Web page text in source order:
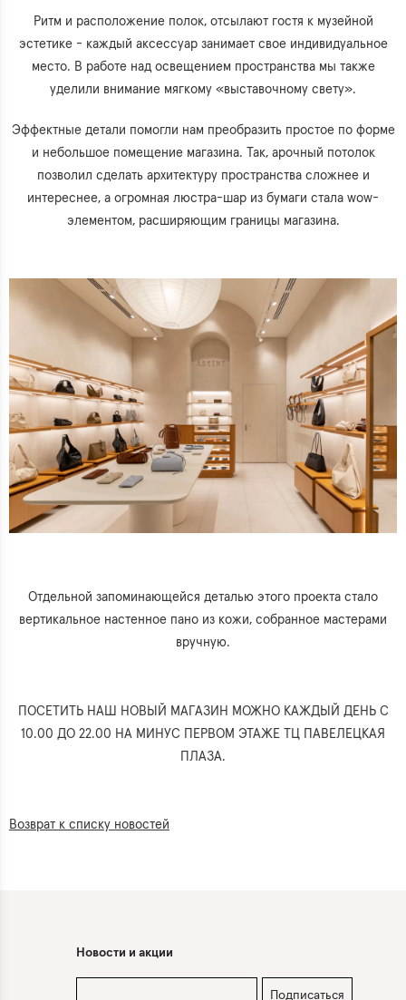
Ритм и расположение полок, отсылают гостя к музейной
эстетике - каждый аксессуар занимает свое индивидуальное
место. В работе над освещением пространства мы также
уделили внимание мягкому «выставочному свету».
Эффектные детали помогли нам преобразить простое по форме
и небольшое помещение магазина. Так, арочный потолок
позволил сделать архитектуру пространства сложнее и
интереснее, а огромная люстра-шар из бумаги стала wow-
элементом, расширяющим границы магазина.
Отдельной запоминающейся деталью этого проекта стало
вертикальное настенное пано из кожи, собранное мастерами
вручную.
ПОСЕТИТЬ НАШ НОВЫЙ МАГАЗИН МОЖНО КАЖДЫЙ ДЕНЬ С
10.00 ДО 22.00 НА МИНУС ПЕРВОМ ЭТАЖЕ ТЦ ПАВЕЛЕЦКАЯ
ПЛАЗА.
Возврат к списку новостей
Новости и акции
Подписаться